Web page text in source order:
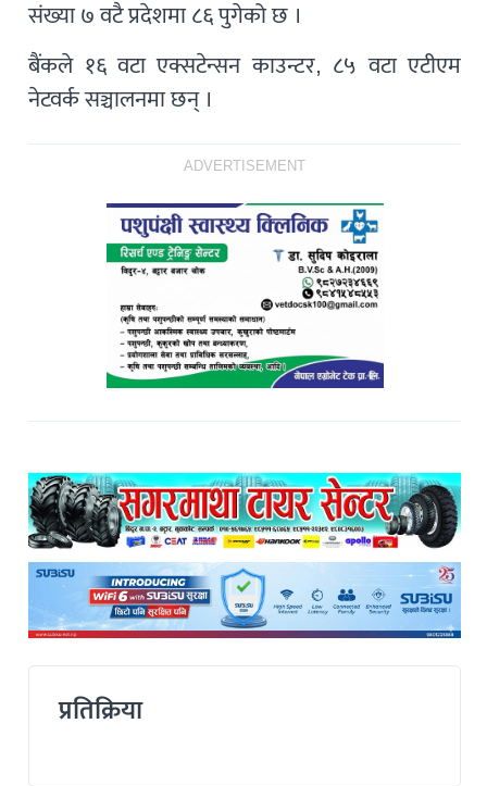
संख्या ७ वटै प्रदेशमा ८६ पुगेको छ ।
बैंकले १६ वटा एक्सटेन्सन काउन्टर, ८५ वटा एटीएम
नेटवर्क सञ्चालनमा छन् ।
ADVERTISEMENT
प्रतिक्रिया